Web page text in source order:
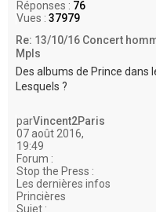
Réponses : 76
Vues : 37979
Re: 13/10/16 Concert
Mpls
Des albums de Prince dans
Lesquels ?
parVincent2Paris
07 août 2016,
19:49
Forum :
Stop the Press :
Les dernières infos
Princières
Sujet :